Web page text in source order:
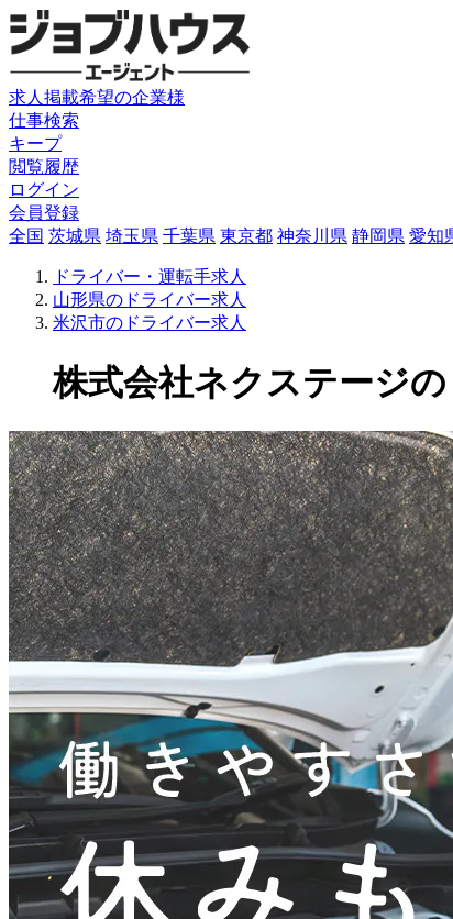
求人掲載希望の企業様
仕事検索
キープ
閲覧履歴
ログイン
会員登録
全国 茨城県 埼玉県 千葉県 東京都 神奈川県 静岡県 愛知
ドライバー・運転手求人
山形県のドライバー求人
米沢市のドライバー求人
株式会社ネクステージ